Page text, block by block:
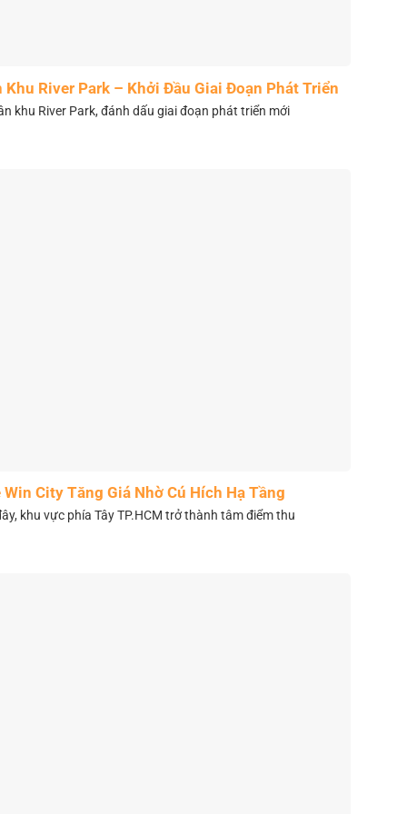
Khu River Park – Khởi Đầu Giai Đoạn Phát Triển
Mới
khu River Park, đánh dấu giai đoạn phát triển mới
City Tăng Giá Nhờ Cú Hích Hạ Tầng
khu vực phía Tây TP.HCM trở thành tâm điểm thu